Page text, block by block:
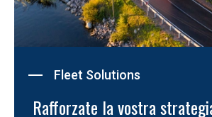
Fleet Solutions